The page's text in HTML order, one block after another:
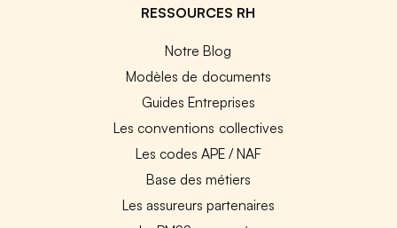
RESSOURCES RH
Notre Blog
Modèles de documents
Guides Entreprises
Les conventions collectives
Les codes APE / NAF
Base des métiers
Les assureurs partenaires